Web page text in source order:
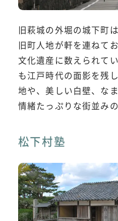
旧萩城の外堀の城下町
旧町人地が軒を連ねて
文化遺産に数えられて
も江戸時代の面影を残
地や、美しい白壁、な
情緒たっぷりな街並み
松下村塾